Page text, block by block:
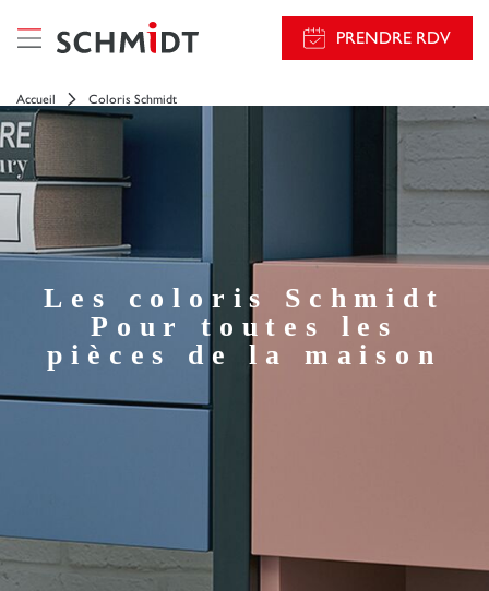
PRENDRE RDV
Accueil Coloris Schmidt
Les coloris Schmidt
Pour toutes les
pièces de la maison